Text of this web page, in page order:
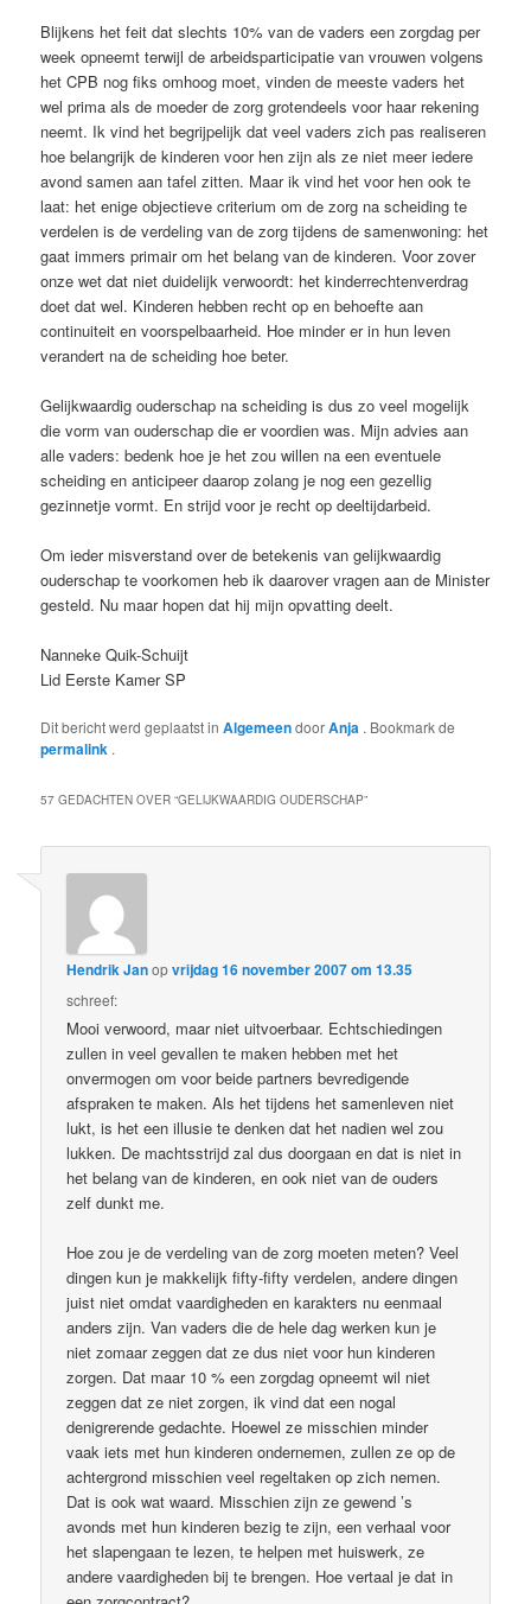
Blijkens het feit dat slechts 10% van de vaders een zorgdag per
week opneemt terwijl de arbeidsparticipatie van vrouwen volgens
het CPB nog fiks omhoog moet, vinden de meeste vaders het
wel prima als de moeder de zorg grotendeels voor haar rekening
neemt. Ik vind het begrijpelijk dat veel vaders zich pas realiseren
hoe belangrijk de kinderen voor hen zijn als ze niet meer iedere
avond samen aan tafel zitten. Maar ik vind het voor hen ook te
laat: het enige objectieve criterium om de zorg na scheiding te
verdelen is de verdeling van de zorg tijdens de samenwoning: het
gaat immers primair om het belang van de kinderen. Voor zover
onze wet dat niet duidelijk verwoordt: het kinderrechtenverdrag
doet dat wel. Kinderen hebben recht op en behoefte aan
continuiteit en voorspelbaarheid. Hoe minder er in hun leven
verandert na de scheiding hoe beter.
Gelijkwaardig ouderschap na scheiding is dus zo veel mogelijk
die vorm van ouderschap die er voordien was. Mijn advies aan
alle vaders: bedenk hoe je het zou willen na een eventuele
scheiding en anticipeer daarop zolang je nog een gezellig
gezinnetje vormt. En strijd voor je recht op deeltijdarbeid.
Om ieder misverstand over de betekenis van gelijkwaardig
ouderschap te voorkomen heb ik daarover vragen aan de Minister
gesteld. Nu maar hopen dat hij mijn opvatting deelt.
Nanneke Quik-Schuijt
Lid Eerste Kamer SP
Dit bericht werd geplaatst inAlgemeendoorAnja . Bookmark de
permalink .
57 GEDACHTEN OVER “GELIJKWAARDIG OUDERSCHAP”
Hendrik Janopvrijdag 16 november 2007 om 13.35
schreef:
Mooi verwoord, maar niet uitvoerbaar. Echtschiedingen
zullen in veel gevallen te maken hebben met het
onvermogen om voor beide partners bevredigende
afspraken te maken. Als het tijdens het samenleven niet
lukt, is het een illusie te denken dat het nadien wel zou
lukken. De machtsstrijd zal dus doorgaan en dat is niet in
het belang van de kinderen, en ook niet van de ouders
zelf dunkt me.
Hoe zou je de verdeling van de zorg moeten meten? Veel
dingen kun je makkelijk fifty-fifty verdelen, andere dingen
juist niet omdat vaardigheden en karakters nu eenmaal
anders zijn. Van vaders die de hele dag werken kun je
niet zomaar zeggen dat ze dus niet voor hun kinderen
zorgen. Dat maar 10 % een zorgdag opneemt wil niet
zeggen dat ze niet zorgen, ik vind dat een nogal
denigrerende gedachte. Hoewel ze misschien minder
vaak iets met hun kinderen ondernemen, zullen ze op de
achtergrond misschien veel regeltaken op zich nemen.
Dat is ook wat waard. Misschien zijn ze gewend ’s
avonds met hun kinderen bezig te zijn, een verhaal voor
het slapengaan te lezen, te helpen met huiswerk, ze
andere vaardigheden bij te brengen. Hoe vertaal je dat in